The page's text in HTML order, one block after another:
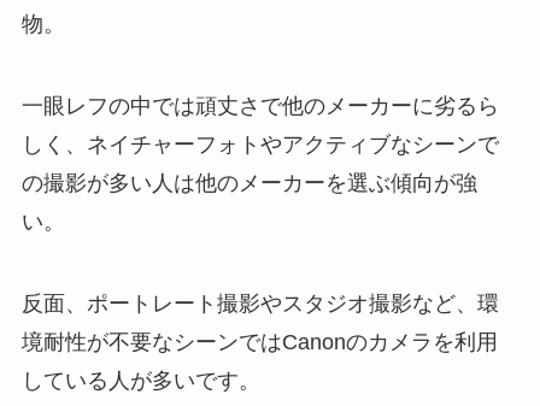
物。
一眼レフの中では頑丈さで他のメーカーに劣るら
しく、ネイチャーフォトやアクティブなシーンで
の撮影が多い人は他のメーカーを選ぶ傾向が強
い。
反面、ポートレート撮影やスタジオ撮影など、環
境耐性が不要なシーンではCanonのカメラを利用
している人が多いです。